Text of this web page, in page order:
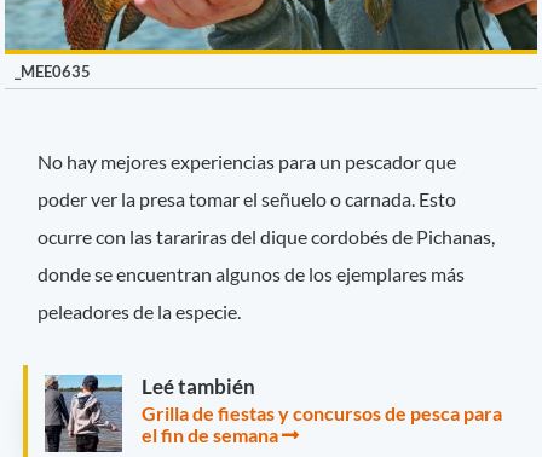
_MEE0635
No hay mejores experiencias para un pescador que
poder ver la presa tomar el señuelo o carnada. Esto
ocurre con las tarariras del dique cordobés de Pichanas,
donde se encuentran algunos de los ejemplares más
peleadores de la especie.
Leé también
Grilla de fiestas y concursos de pesca para
el fin de semana